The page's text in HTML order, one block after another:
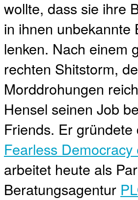
wollte, dass sie ihre
in ihnen unbekannte
lenken. Nach einem
rechten Shitstorm,
Morddrohungen
Hensel seinen Job
Friends. Er gründete
Fearless Democracy
arbeitet heute als
Beratungsagentur